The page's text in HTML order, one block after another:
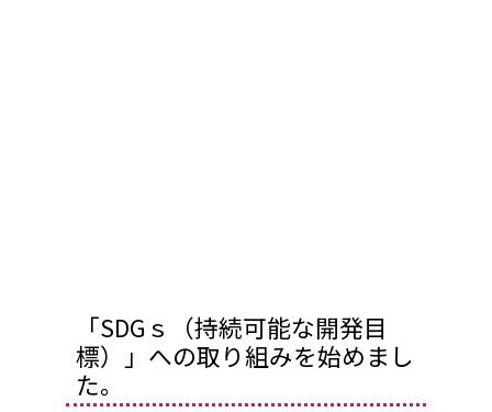
「SDGｓ（持続可能な開発目
標）」への取り組みを始めまし
た。